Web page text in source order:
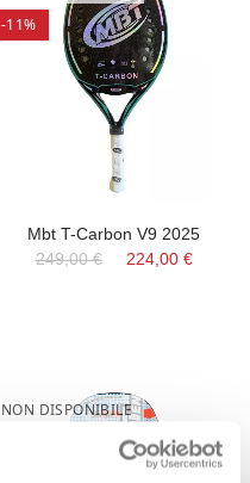
-11%
Mbt T-Carbon V9 2025
249,00 €
224,00 €
NON DISPONIBILE